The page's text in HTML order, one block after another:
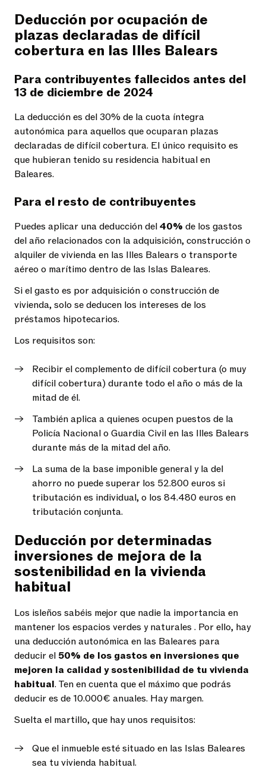
Deducción por ocupación de
plazas declaradas de difícil
cobertura en las Illes Balears
Para contribuyentes fallecidos antes del
13 de diciembre de 2024
La deducción es del 30% de la cuota íntegra
autonómica para aquellos que ocuparan plazas
declaradas de difícil cobertura. El único requisito es
que hubieran tenido su residencia habitual en
Baleares.
Para el resto de contribuyentes
Puedes aplicar una deducción del40% de los gastos
del año relacionados con la adquisición, construcción o
alquiler de vivienda en las Illes Balears o transporte
aéreo o marítimo dentro de las Islas Baleares.
Si el gasto es por adquisición o construcción de
vivienda, solo se deducen los intereses de los
préstamos hipotecarios.
Los requisitos son:
Recibir el complemento de difícil cobertura (o muy
difícil cobertura) durante todo el año o más de la
mitad de él.
También aplica a quienes ocupen puestos de la
Policía Nacional o Guardia Civil en las Illes Balears
durante más de la mitad del año.
La suma de la base imponible general y la del
ahorro no puede superar los 52.800 euros si
tributación es individual, o los 84.480 euros en
tributación conjunta.
Deducción por determinadas
inversiones de mejora de la
sostenibilidad en la vivienda
habitual
Los isleños sabéis mejor que nadie la importancia en
mantener los espacios verdes y naturales . Por ello, hay
una deducción autonómica en las Baleares para
deducir el 50% de los gastos en inversiones que
mejoren la calidad y sostenibilidad de tu vivienda
habitual. Ten en cuenta que el máximo que podrás
deducir es de 10.000€ anuales. Hay margen.
Suelta el martillo, que hay unos requisitos:
Que el inmueble esté situado en las Islas Baleares
sea tu vivienda habitual.